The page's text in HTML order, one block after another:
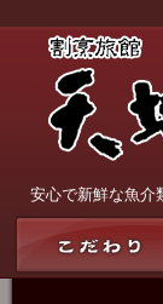
安心で新鮮な魚介